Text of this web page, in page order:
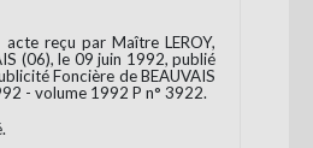
reçu par Maître LEROY,
(06), le 09 juin 1992, publié
Foncière de BEAUVAIS
- volume 1992 P n° 3922.